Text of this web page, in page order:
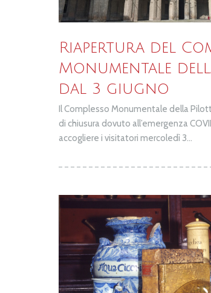
Riapertura del
Monumentale
dal 3 giugno
Il Complesso Monumentale della
di chiusura dovuto all’emergenza
accogliere i visitatori mercoledì 3...